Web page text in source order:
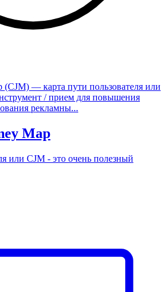
Map
или CJM - это очень полезный